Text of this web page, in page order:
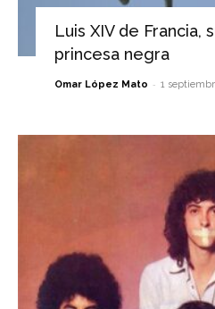
Luis XIV de Francia,
princesa negra
Omar López Mato - 1